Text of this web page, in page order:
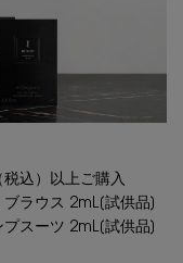
込）以上ご購入
ラウス 2mL[試供品]
スーツ 2mL[試供品]